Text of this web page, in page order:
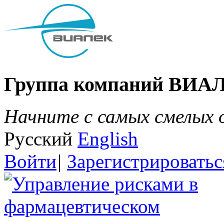
Группа компаний
Начните с самых
Русский English
Войти|